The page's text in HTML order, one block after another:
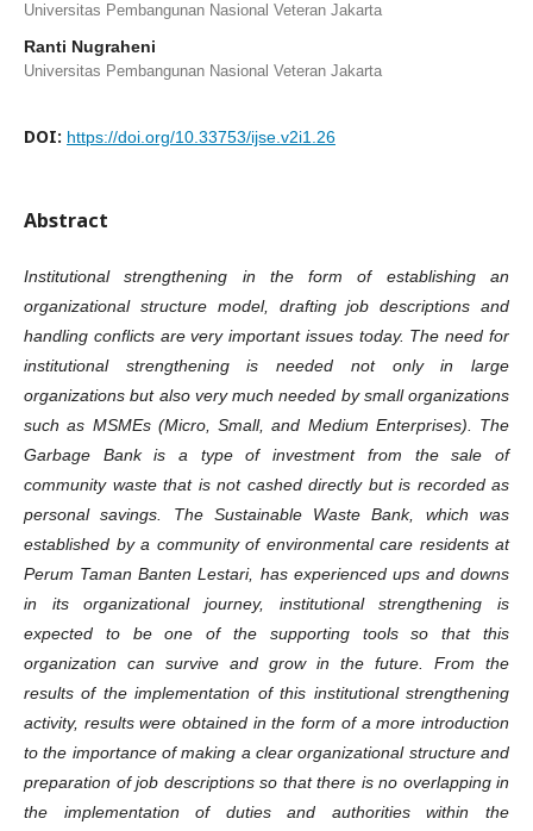
Universitas Pembangunan Nasional Veteran Jakarta
Ranti Nugraheni
Universitas Pembangunan Nasional Veteran Jakarta
DOI: https://doi.org/10.33753/ijse.v2i1.26
Abstract
Institutional strengthening in the form of establishing an
organizational structure model, drafting job descriptions and
handling conflicts are very important issues today. The need for
institutional strengthening is needed not only in large
organizations but also very much needed by small organizations
such as MSMEs (Micro, Small, and Medium Enterprises). The
Garbage Bank is a type of investment from the sale of
community waste that is not cashed directly but is recorded as
personal savings. The Sustainable Waste Bank, which was
established by a community of environmental care residents at
Perum Taman Banten Lestari, has experienced ups and downs
in its organizational journey, institutional strengthening is
expected to be one of the supporting tools so that this
organization can survive and grow in the future. From the
results of the implementation of this institutional strengthening
activity, results were obtained in the form of a more introduction
to the importance of making a clear organizational structure and
preparation of job descriptions so that there is no overlapping in
the implementation of duties and authorities within the